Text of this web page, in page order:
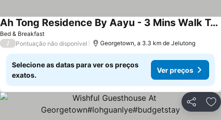
Bed & Breakfast
Ah Tong Residence By Aayu - 3 Mins Walk To Kimberley Night Market
Ver preços
/ Pontuação não disponível Georgetown, a 3.3 km de Jelutong
Selecione as datas para ver os preços
exatos.
Ver preços
Partilhar